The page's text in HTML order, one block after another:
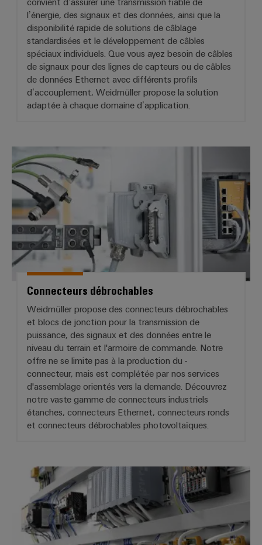
l’énergie, des signaux et des données, ainsi que la
disponibilité rapide de solutions de câblage
standardisées et le développement de câbles
spéciaux individuels. Que vous ayez besoin de câbles
de signaux pour des lignes de capteurs ou de câbles
de données Ethernet avec différents profils
d’accouplement, Weidmüller propose la solution
adaptée à chaque domaine d’application.
Connecteurs débrochables
Weidmüller propose des connecteurs débrochables
et blocs de jonction pour la transmission de
puissance, des signaux et des données entre le
niveau du terrain et l'armoire de commande. Notre
offre ne se limite pas à la production du -
connecteur, mais est complétée par nos services
d'assemblage orientés vers la demande. Découvrez
notre vaste gamme de connecteurs industriels
étanches, connecteurs Ethernet, connecteurs ronds
et connecteurs débrochables photovoltaïques.
Modules API, câblage API et